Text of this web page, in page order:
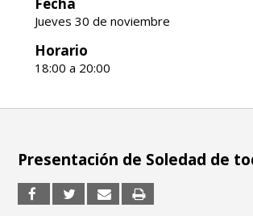
Jueves 30 de noviembre
Horario
18:00 a 20:00
Presentación de Soledad de